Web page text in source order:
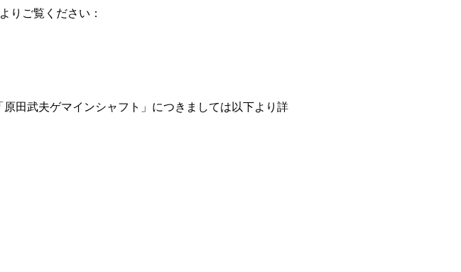
りご覧ください：
田武夫ゲマインシャフト」につきましては以下より詳